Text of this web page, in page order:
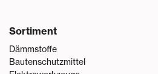
Sortiment
Dämmstoffe
Bautenschutzmittel